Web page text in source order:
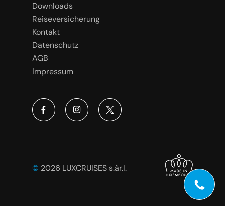
Downloads
Reiseversicherung
Kontakt
Datenschutz
AGB
Impressum
© 2026 LUXCRUISES s.àr.l.